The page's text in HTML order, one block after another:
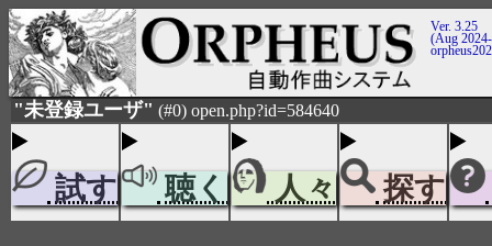
Ver. 3.25
(Aug
"未登録ユーザ" (#0) open.php?id=584640
試す 聴く 人々 探す